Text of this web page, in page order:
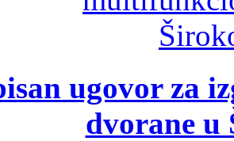
ugovor za
dvorane u